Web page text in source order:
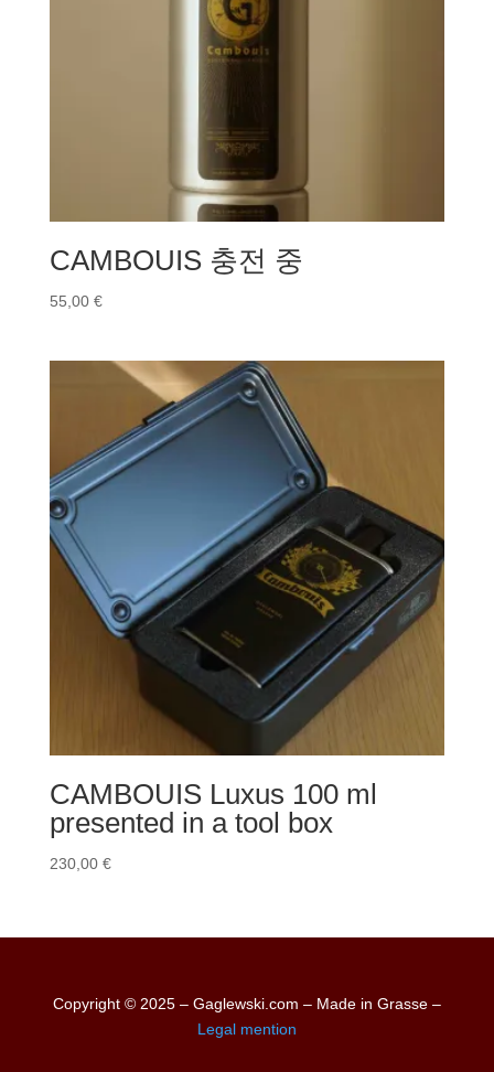
CAMBOUIS 충전 중
55,00 €
CAMBOUIS Luxus 100 ml
presented in a tool box
230,00 €
Copyright © 2025 – Gaglewski.com – Made in Grasse –
Legal mention